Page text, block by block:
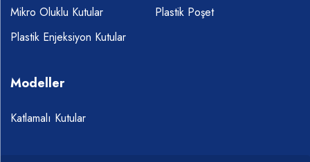
Mikro Oluklu Kutular
Plastik Enjeksiyon Kutular
Plastik Poşet
Modeller
Katlamalı Kutular